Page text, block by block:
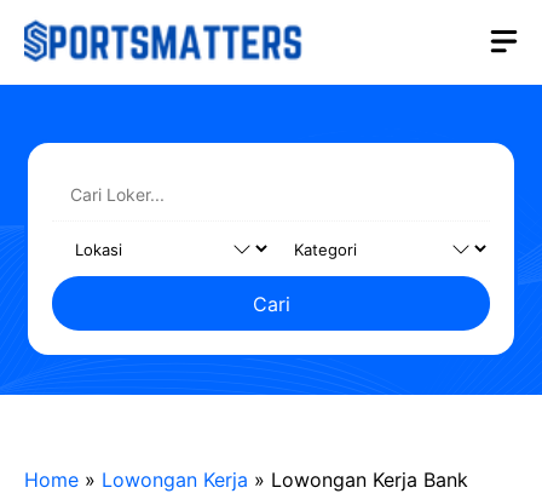
Langsung
Cari
Home » Lowongan Kerja » Lowongan Kerja Bank